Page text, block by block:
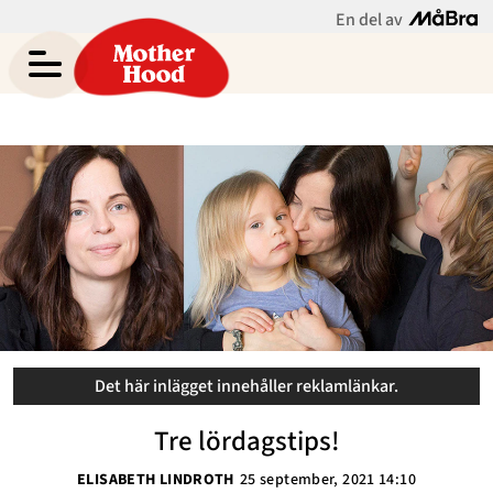
En del av
Bebis & Småbarn
Skolbarn
Tonåringar
Mammaliv
Nyhetsbrev
Elisabeth Lindroths blogg
Hem
Om
Kategorier
Arkiv
Kontakt
Det här inlägget innehåller reklamlänkar.
Tre lördagstips!
ELISABETH LINDROTH 25 september, 2021 14:10